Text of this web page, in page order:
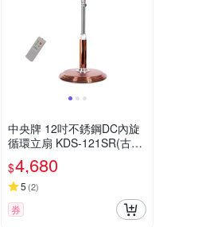
中央牌 12吋不銹鋼DC內旋
循環立扇 KDS-121SR(古典
銅)
$4,680
5 (2)
券